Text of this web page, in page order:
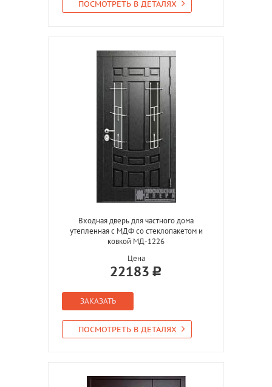
ПОСМОТРЕТЬ В ДЕТАЛЯХ
Входная дверь для частного дома
утепленная с МДФ со стеклопакетом и
ковкой МД-1226
Цена
22183
ЗАКАЗАТЬ
ПОСМОТРЕТЬ В ДЕТАЛЯХ